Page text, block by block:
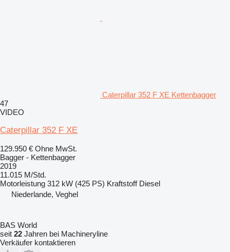
Caterpillar 352 F XE Kettenbagger
47
VIDEO
Caterpillar 352 F XE
129.950 € Ohne MwSt.
Bagger - Kettenbagger
2019
11.015 M/Std.
Motorleistung 312 kW (425 PS) Kraftstoff Diesel
Niederlande, Veghel
BAS World
seit 22 Jahren bei Machineryline
Verkäufer kontaktieren